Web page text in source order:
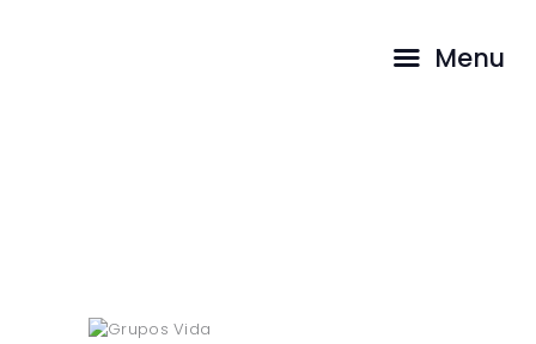
Menu